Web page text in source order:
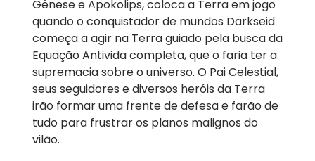
Gênese e Apokolips, coloca a Terra em jogo
quando o conquistador de mundos Darkseid
começa a agir na Terra guiado pela busca da
Equação Antivida completa, que o faria ter a
supremacia sobre o universo. O Pai Celestial,
seus seguidores e diversos heróis da Terra
irão formar uma frente de defesa e farão de
tudo para frustrar os planos malignos do
vilão.